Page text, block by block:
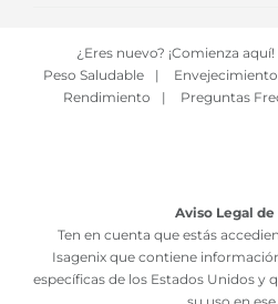
¿Eres nuevo? ¡Comienza aquí!
Peso Saludable
|
Rendimiento
| Preguntas
Aviso Legal de
Ten en cuenta que estás
Isagenix que contiene
específicas de los Estados Unidos y